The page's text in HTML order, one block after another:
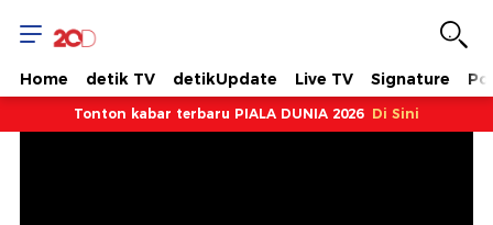
Home detik TV detikUpdate Live TV Signature
Tonton kabar terbaru PIALA DUNIA 2026 Di Sini